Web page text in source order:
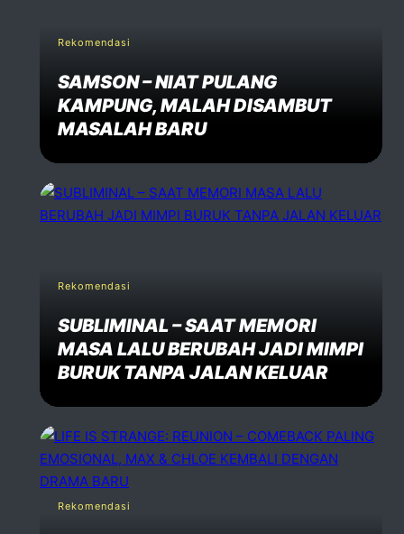
Rekomendasi
SAMSON – NIAT PULANG
KAMPUNG, MALAH DISAMBUT
MASALAH BARU
Rekomendasi
SUBLIMINAL – SAAT MEMORI
MASA LALU BERUBAH JADI MIMPI
BURUK TANPA JALAN KELUAR
Rekomendasi